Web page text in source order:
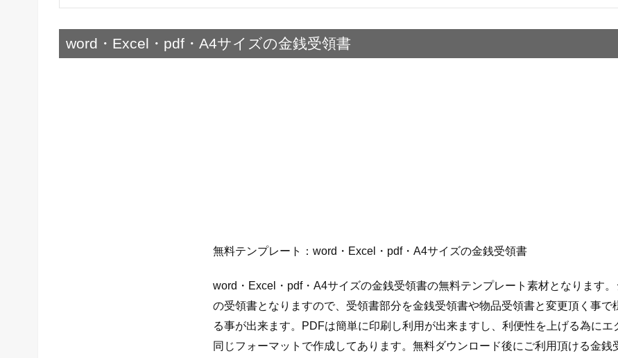
word・Excel・pdf・A4サイズの金銭受領書
無料テンプレート：word・Excel・pdf・A4サイズの金銭受領書
word・Excel・pdf・A4サイズの金銭受領書の無料テンプレート素材となります
の受領書となりますので、受領書部分を金銭受領書や物品受領書と変更頂く事で
る事が出来ます。PDFは簡単に印刷し利用が出来ますし、利便性を上げる為にエ
同じフォーマットで作成してあります。無料ダウンロード後にご利用頂ける金銭